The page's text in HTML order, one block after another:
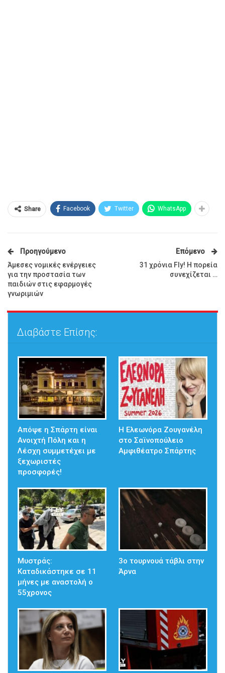
Share Facebook Twitter WhatsApp
Προηγούμενο
Άµεσες νοµικές ενέργειες
για την προστασία των
παιδιών στις εφαρµογές
γνωριµιών
Επόμενο
31 χρόνια Fly! Η πορεία
συνεχίζεται …
Διαβάστε Επίσης:
Απόψε η Σπάρτη είναι
Ανοιχτή Πόλη και η
Λέσχη συμμετέχει με
ξεχωριστές
προσφορές!
Η Ελεωνόρα Ζουγανέλη
στο Σαϊνοπούλειο
Αμφιθέατρο Σπάρτης
Μυστράς:
Καταδικάστηκε σε 11
μήνες με αναστολή ο
55χρονος
3ο τουρνουά τάβλι στην
Άρνα